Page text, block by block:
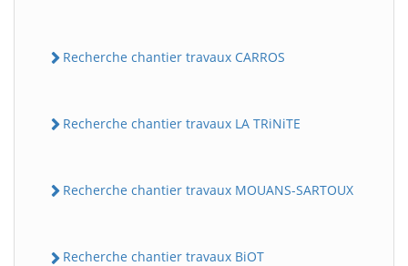
Recherche chantier travaux CARROS
Recherche chantier travaux LA TRiNiTE
Recherche chantier travaux MOUANS-SARTOUX
Recherche chantier travaux BiOT